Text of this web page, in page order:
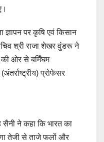
पर कृषि एवं किसान
श्री राजा शेखर वुंडरू ने
की ओर से बर्मिंघम
प्रोफेसर
ने कहा कि भारत का
तेजी से ताजे फलों और